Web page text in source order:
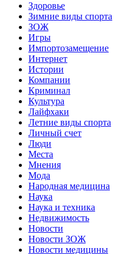
Здоровье
Зимние виды спорта
ЗОЖ
Игры
Импортозамещение
Интернет
Истории
Компании
Криминал
Культура
Лайфхаки
Летние виды спорта
Личный счет
Люди
Места
Мнения
Мода
Народная медицина
Наука
Наука и техника
Недвижимость
Новости
Новости ЗОЖ
Новости медицины